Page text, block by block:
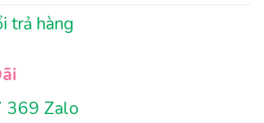
trả hàng
369 Zalo